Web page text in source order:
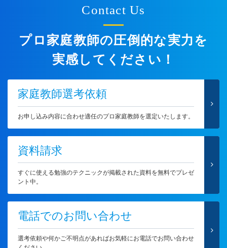
Contact Us
プロ家庭教師の圧倒的な実力を
実感してください！
家庭教師選考依頼
お申し込み内容に合わせ適任のプロ家庭教師を選定いたします。
資料請求
すぐに使える勉強のテクニックが掲載された資料を無料でプレゼ
ント中。
電話でのお問い合わせ
選考依頼や何かご不明点があればお気軽にお電話でお問い合わせ